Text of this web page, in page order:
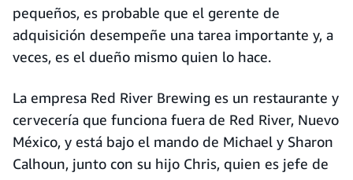
pequeños, es probable que el gerente de
adquisición desempeñe una tarea importante y, a
veces, es el dueño mismo quien lo hace.
La empresa Red River Brewing es un restaurante y
cervecería que funciona fuera de Red River, Nuevo
México, y está bajo el mando de Michael y Sharon
Calhoun, junto con su hijo Chris, quien es jefe de